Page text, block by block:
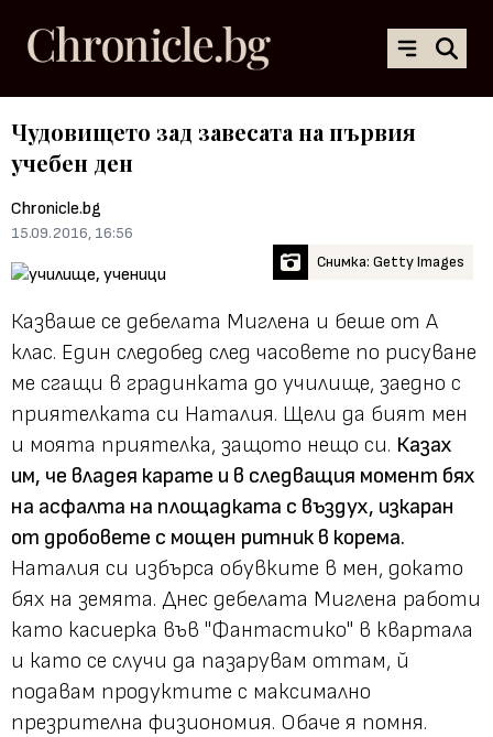
Чудовището зад завесата на първия
учебен ден
Chronicle.bg
15.09.2016, 16:56
Снимка: Getty Images
Казваше се дебелата Миглена и беше от А
клас. Един следобед след часовете по рисуване
ме сгащи в градинката до училище, заедно с
приятелката си Наталия. Щели да бият мен
и моята приятелка, защото нещо си. Казах
им, че владея карате и в следващия момент бях
на асфалта на площадката с въздух, изкаран
от дробовете с мощен ритник в корема.
Наталия си избърса обувките в мен, докато
бях на земята. Днес дебелата Миглена работи
като касиерка във "Фантастико" в квартала
и като се случи да пазарувам оттам, й
подавам продуктите с максимално
презрителна физиономия. Обаче я помня.